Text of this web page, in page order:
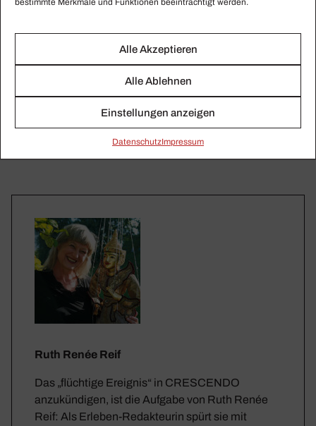
bestimmte Merkmale und Funktionen beeinträchtigt werden.
Alle Akzeptieren
Alle Ablehnen
Einstellungen anzeigen
Daten­schutzImpressum
Ruth Renée Reif
Das „flüchtige Ereignis“ in CRESCENDO
anzukündigen, ist die Aufgabe von Ruth Renée
Reif: Als Erleben-Redakteurin spürt sie mit